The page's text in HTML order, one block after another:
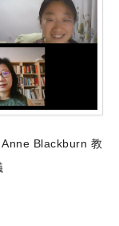
Blackburn 教